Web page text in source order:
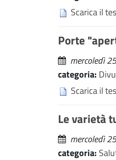
Scarica il
Porte
mercoledì
categoria:
Scarica il
Le varietà
mercoledì
categoria: